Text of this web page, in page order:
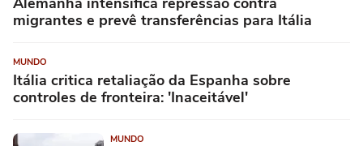
migrantes e prevê transferências para Itália
MUNDO
Itália critica retaliação da Espanha sobre
controles de fronteira: 'Inaceitável'
MUNDO